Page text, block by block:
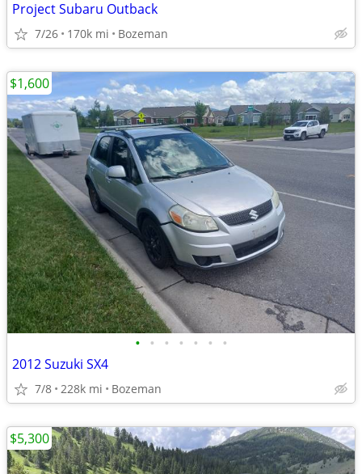
Project Subaru Outback
7/26 170k mi Bozeman
• • • • • • •
2012 Suzuki SX4
7/8 228k mi Bozeman
$1,600
$5,300